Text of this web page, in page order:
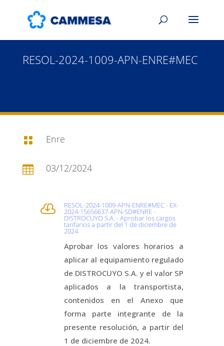
RESOL-2024-1009-APN-ENRE#MEC
 Enre
 03/12/2024
 RESOL-2024-1009-APN-ENRE#MEC - EX-
2024-15656637-APN-SD#ENRE -
DISTROCUYO S.A. - Aprobar los cargos
tarifarios a partir del 1 de diciembre de
2024
Aprobar los valores horarios a
aplicar al equipamiento regulado
de DISTROCUYO S.A. y el valor SP
aplicados a la transportista,
contenidos en el Anexo que
forma parte integrante de la
presente resolución, a partir del
1 de diciembre de 2024.